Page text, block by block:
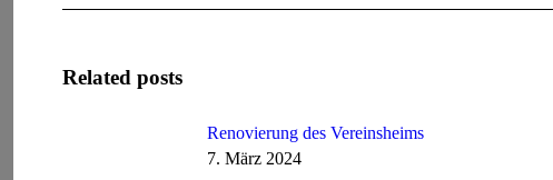
Related posts
Renovierung des Vereinsheims
7. März 2024